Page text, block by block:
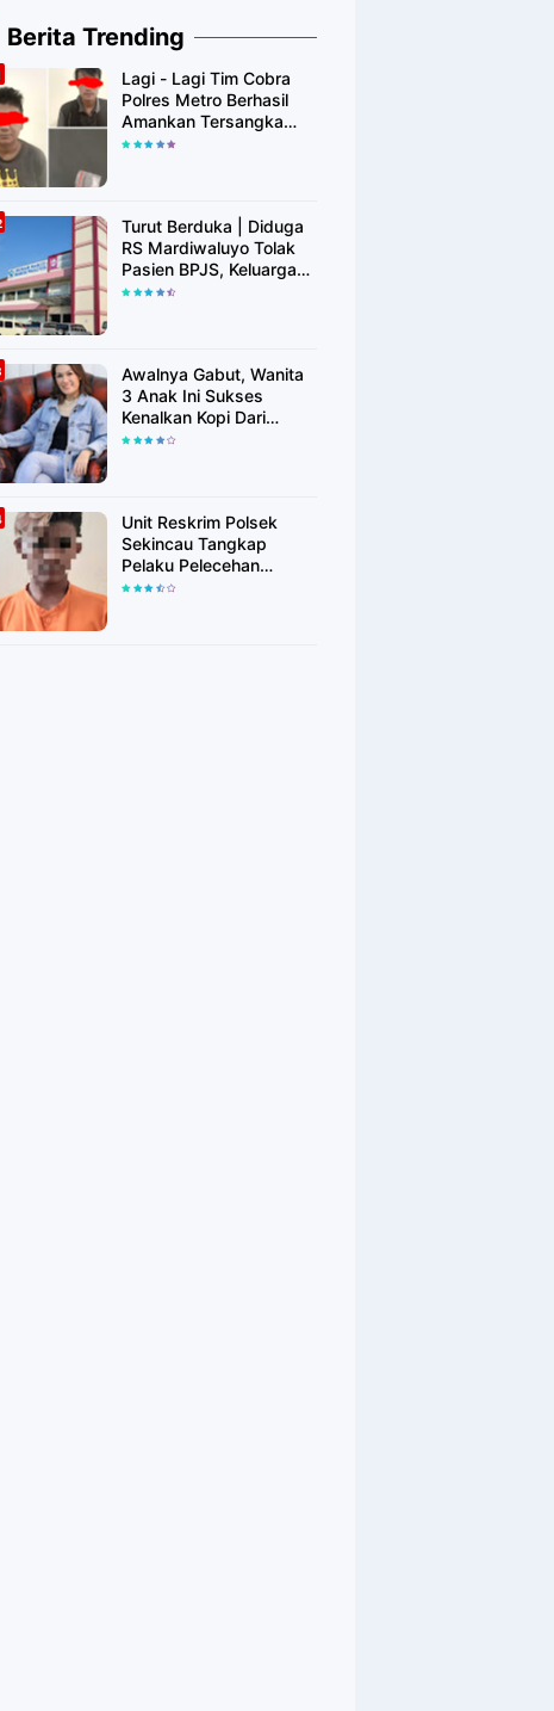
Berita Trending
Lagi - Lagi Tim Cobra
Polres Metro Berhasil
Amankan Tersangka
Yang Diduga Pengguna
Turut Berduka | Diduga
RS Mardiwaluyo Tolak
Pasien BPJS, Keluarga
Pasien: "ini Yang
Awalnya Gabut, Wanita
3 Anak Ini Sukses
Kenalkan Kopi Dari
Simalungun di Bekasi
Unit Reskrim Polsek
Sekincau Tangkap
Pelaku Pelecehan
Seksual Anak di Bawah